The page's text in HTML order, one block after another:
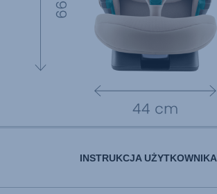
INSTRUKCJA UŻYTKOWNIKA